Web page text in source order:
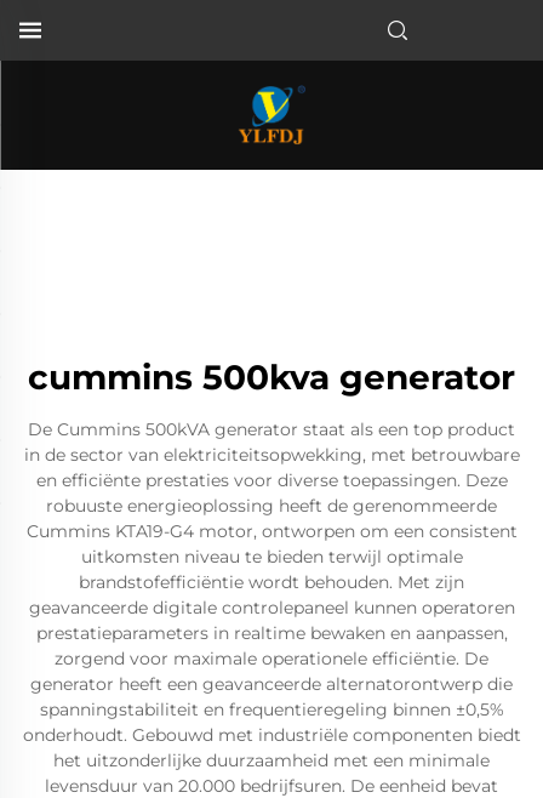
cummins 500kva generator
De Cummins 500kVA generator staat als een top product
in de sector van elektriciteitsopwekking, met betrouwbare
en efficiënte prestaties voor diverse toepassingen. Deze
robuuste energieoplossing heeft de gerenommeerde
Cummins KTA19-G4 motor, ontworpen om een consistent
uitkomsten niveau te bieden terwijl optimale
brandstofefficiëntie wordt behouden. Met zijn
geavanceerde digitale controlepaneel kunnen operatoren
prestatieparameters in realtime bewaken en aanpassen,
zorgend voor maximale operationele efficiëntie. De
generator heeft een geavanceerde alternatorontwerp die
spanningstabiliteit en frequentieregeling binnen ±0,5%
onderhoudt. Gebouwd met industriële componenten biedt
het uitzonderlijke duurzaamheid met een minimale
levensduur van 20.000 bedrijfsuren. De eenheid bevat